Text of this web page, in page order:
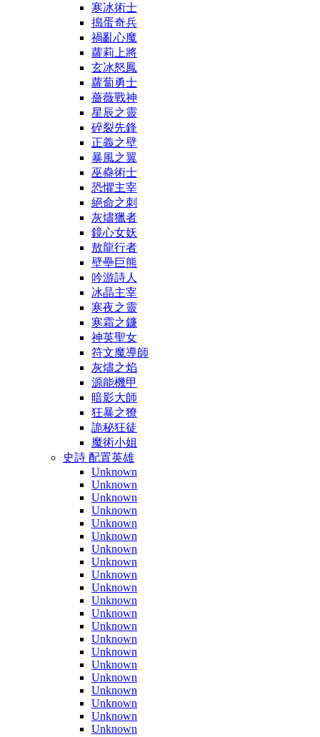
寒冰術士
搗蛋奇兵
禍亂心魔
蘿莉上將
玄冰怒鳳
蘿蔔勇士
薔薇戰神
星辰之靈
碎裂先鋒
正義之壁
暴風之翼
巫蠱術士
恐懼主宰
絕命之刺
灰燼獵者
鏡心女妖
敖龍行者
壁壘巨熊
吟游詩人
冰晶主宰
寒夜之靈
寒霜之鐮
神英聖女
符文魔導師
灰燼之焰
源能機甲
暗影大師
狂暴之獠
詭秘狂徒
魔術小姐
史詩 配置英雄
Unknown
Unknown
Unknown
Unknown
Unknown
Unknown
Unknown
Unknown
Unknown
Unknown
Unknown
Unknown
Unknown
Unknown
Unknown
Unknown
Unknown
Unknown
Unknown
Unknown
Unknown